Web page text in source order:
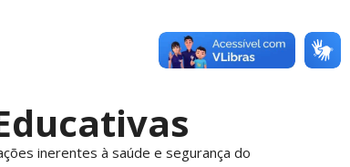
inerentes à saúde e segurança do